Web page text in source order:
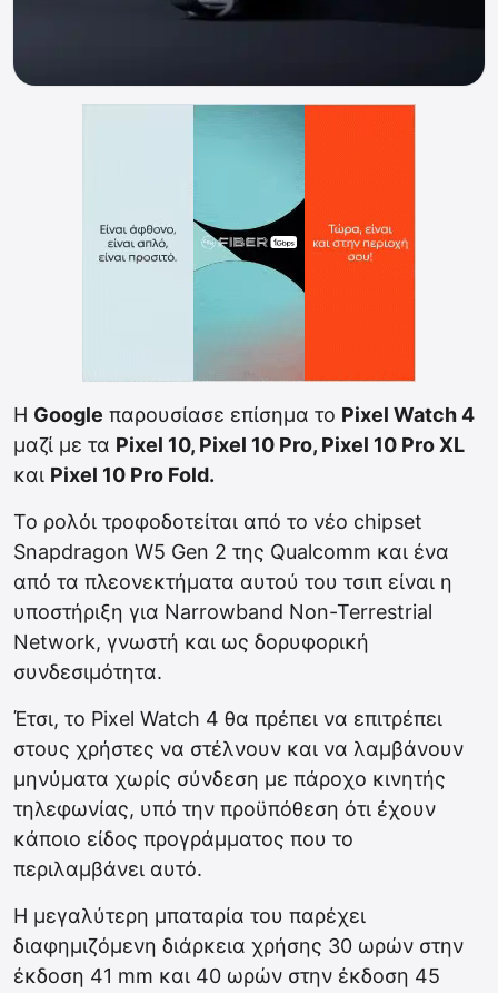
H Google παρουσίασε επίσημα το Pixel Watch 4
μαζί με τα Pixel 10, Pixel 10 Pro, Pixel 10 Pro XL
και Pixel 10 Pro Fold.
Το ρολόι τροφοδοτείται από το νέο chipset
Snapdragon W5 Gen 2 της Qualcomm και ένα
από τα πλεονεκτήματα αυτού του τσιπ είναι η
υποστήριξη για Narrowband Non-Terrestrial
Network, γνωστή και ως δορυφορική
συνδεσιμότητα.
Έτσι, το Pixel Watch 4 θα πρέπει να επιτρέπει
στους χρήστες να στέλνουν και να λαμβάνουν
μηνύματα χωρίς σύνδεση με πάροχο κινητής
τηλεφωνίας, υπό την προϋπόθεση ότι έχουν
κάποιο είδος προγράμματος που το
περιλαμβάνει αυτό.
Η μεγαλύτερη μπαταρία του παρέχει
διαφημιζόμενη διάρκεια χρήσης 30 ωρών στην
έκδοση 41 mm και 40 ωρών στην έκδοση 45